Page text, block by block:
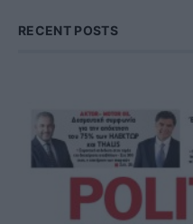
RECENT POSTS